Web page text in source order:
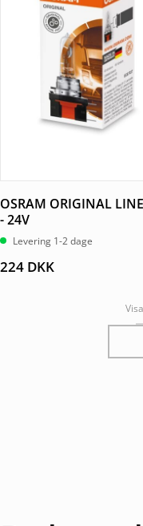
OSRAM ORIGINAL
- 24V
Levering 1-2 dage
224 DKK